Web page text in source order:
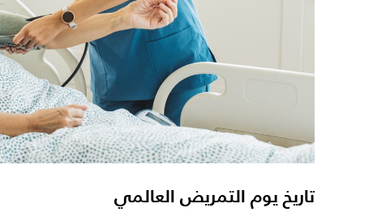
تاريخ يوم التمريض العالمي